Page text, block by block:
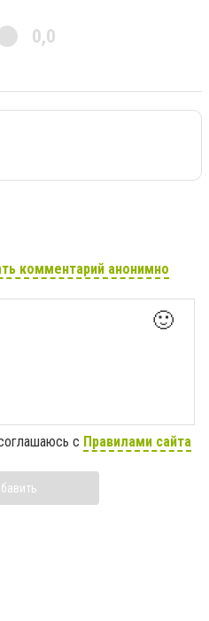
0,0
комментарий анонимно
🙂
с Правилами сайта